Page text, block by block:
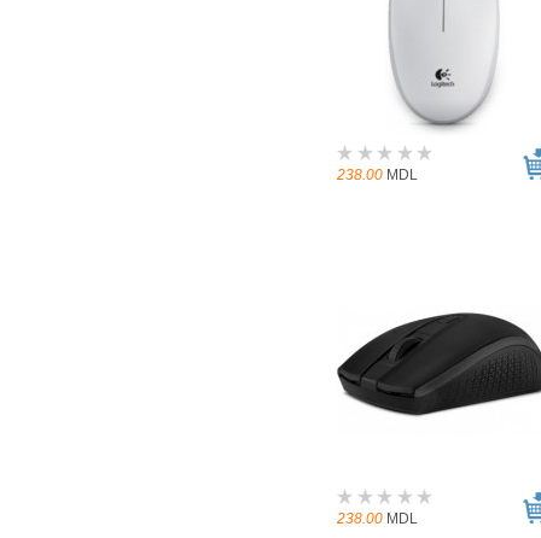
238.00 MDL
238.00 MDL